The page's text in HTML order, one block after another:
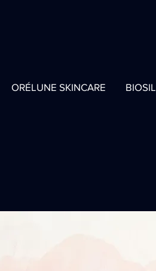
ORÉLUNE SKINCARE BIOSIL